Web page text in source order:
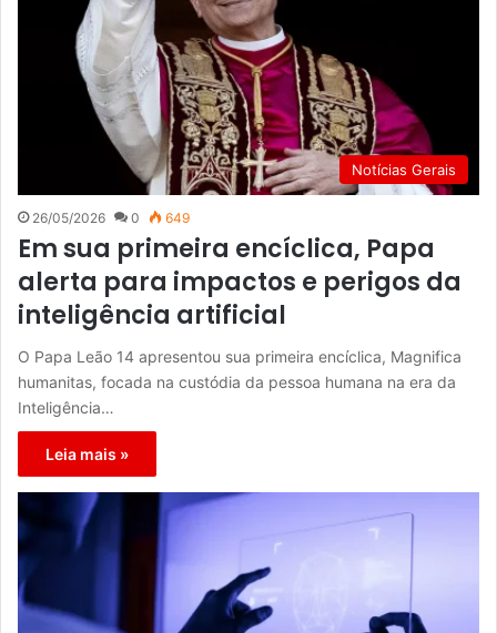
Notícias Gerais
26/05/2026 0 649
Em sua primeira encíclica, Papa
alerta para impactos e perigos da
inteligência artificial
O Papa Leão 14 apresentou sua primeira encíclica, Magnifica
humanitas, focada na custódia da pessoa humana na era da
Inteligência…
Leia mais »